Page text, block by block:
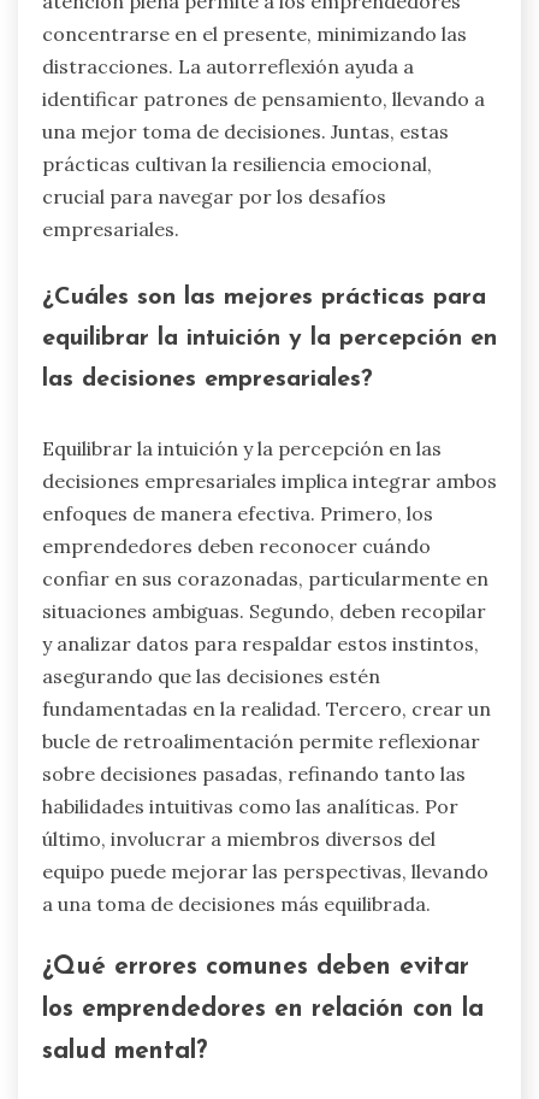
concentrarse en el presente, minimizando las
distracciones. La autorreflexión ayuda a
identificar patrones de pensamiento, llevando a
una mejor toma de decisiones. Juntas, estas
prácticas cultivan la resiliencia emocional,
crucial para navegar por los desafíos
empresariales.
¿Cuáles son las mejores prácticas para
equilibrar la intuición y la percepción en
las decisiones empresariales?
Equilibrar la intuición y la percepción en las
decisiones empresariales implica integrar ambos
enfoques de manera efectiva. Primero, los
emprendedores deben reconocer cuándo
confiar en sus corazonadas, particularmente en
situaciones ambiguas. Segundo, deben recopilar
y analizar datos para respaldar estos instintos,
asegurando que las decisiones estén
fundamentadas en la realidad. Tercero, crear un
bucle de retroalimentación permite reflexionar
sobre decisiones pasadas, refinando tanto las
habilidades intuitivas como las analíticas. Por
último, involucrar a miembros diversos del
equipo puede mejorar las perspectivas, llevando
a una toma de decisiones más equilibrada.
¿Qué errores comunes deben evitar
los emprendedores en relación con la
salud mental?